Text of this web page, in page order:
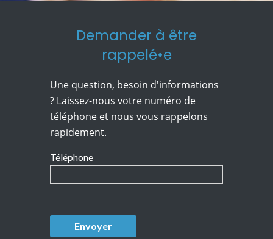
Demander à être
rappelé•e
Une question, besoin d'informations
? Laissez-nous votre numéro de
téléphone et nous vous rappelons
rapidement.
Téléphone